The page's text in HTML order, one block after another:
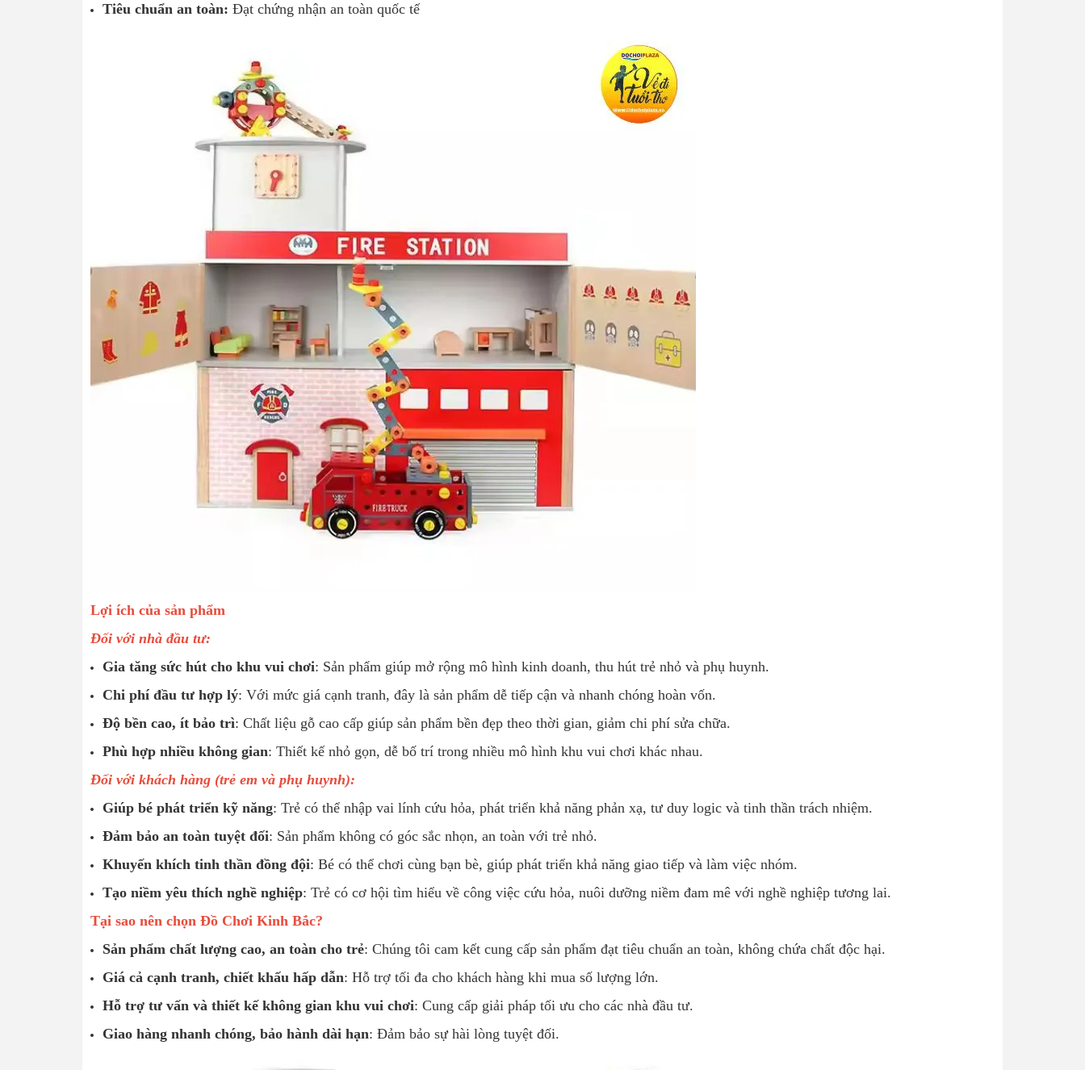
Tiêu chuẩn an toàn: Đạt chứng nhận an toàn quốc tế
Lợi ích của sản phẩm
Đối với nhà đầu tư:
Gia tăng sức hút cho khu vui chơi: Sản phẩm giúp mở rộng mô hình kinh doanh, thu hút trẻ nhỏ và phụ huynh.
Chi phí đầu tư hợp lý: Với mức giá cạnh tranh, đây là sản phẩm dễ tiếp cận và nhanh chóng hoàn vốn.
Độ bền cao, ít bảo trì: Chất liệu gỗ cao cấp giúp sản phẩm bền đẹp theo thời gian, giảm chi phí sửa chữa.
Phù hợp nhiều không gian: Thiết kế nhỏ gọn, dễ bố trí trong nhiều mô hình khu vui chơi khác nhau.
Đối với khách hàng (trẻ em và phụ huynh):
Giúp bé phát triển kỹ năng: Trẻ có thể nhập vai lính cứu hỏa, phát triển khả năng phản xạ, tư duy logic và tinh thần trách nhiệm.
Đảm bảo an toàn tuyệt đối: Sản phẩm không có góc sắc nhọn, an toàn với trẻ nhỏ.
Khuyến khích tinh thần đồng đội: Bé có thể chơi cùng bạn bè, giúp phát triển khả năng giao tiếp và làm việc nhóm.
Tạo niềm yêu thích nghề nghiệp: Trẻ có cơ hội tìm hiểu về công việc cứu hỏa, nuôi dưỡng niềm đam mê với nghề nghiệp tương lai.
Tại sao nên chọn Đồ Chơi Kinh Bắc?
Sản phẩm chất lượng cao, an toàn cho trẻ: Chúng tôi cam kết cung cấp sản phẩm đạt tiêu chuẩn an toàn, không chứa chất độc hại.
Giá cả cạnh tranh, chiết khấu hấp dẫn: Hỗ trợ tối đa cho khách hàng khi mua số lượng lớn.
Hỗ trợ tư vấn và thiết kế không gian khu vui chơi: Cung cấp giải pháp tối ưu cho các nhà đầu tư.
Giao hàng nhanh chóng, bảo hành dài hạn: Đảm bảo sự hài lòng tuyệt đối.